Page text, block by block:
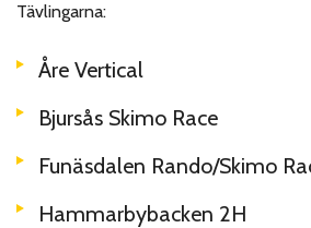
Tävlingarna:
Åre Vertical
Bjursås Skimo Race
Funäsdalen Rando/Skimo
Hammarbybacken 2H